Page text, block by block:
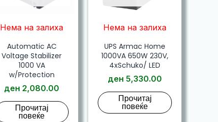
Нема на залиха
Automatic AC
Voltage Stabilizer
1000 VA
w/Protection
ден 2,080.00
Прочитај
повеќе
Нема на залиха
UPS Armac Home
1000VA 650W 230V,
4xSchuko/ LED
ден 5,330.00
Прочитај
повеќе